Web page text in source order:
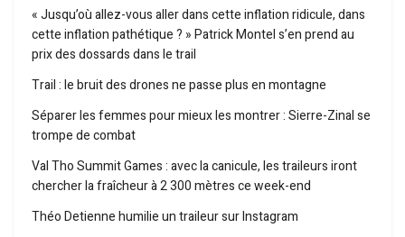
« Jusqu’où allez-vous aller dans cette inflation ridicule, dans
cette inflation pathétique ? » Patrick Montel s’en prend au
prix des dossards dans le trail
Trail : le bruit des drones ne passe plus en montagne
Séparer les femmes pour mieux les montrer : Sierre-Zinal se
trompe de combat
Val Tho Summit Games : avec la canicule, les traileurs iront
chercher la fraîcheur à 2 300 mètres ce week-end
Théo Detienne humilie un traileur sur Instagram